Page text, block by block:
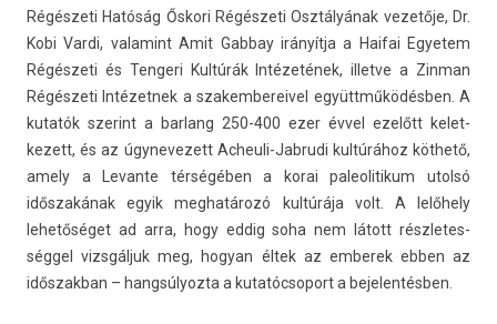
Régészeti Hatóság Őskori Régészeti Osztályának vezetője, Dr.
Kobi Vardi, valamint Amit Gab­bay irányítja a Haifai Egyetem
Régészeti és Ten­geri Kultúrák Intézetének, il­let­ve a Zin­man
Régészeti In­tézet­nek a szakem­bereivel együttműködésben. A
kutatók szerint a bar­lang 250-400 ezer évvel ezelőtt kelet­
kezett, és az úgynevezett Acheuli-Jabrudi kultúrához köthető,
amely a Levan­te térségében a korai paleolitikum utolsó
időszakának egyik meg­határozó kultúrája volt. A lelőhely
lehetőséget ad arra, hogy eddig soha nem látott részletes­
séggel vizsgáljuk meg, hogyan éltek az em­berek ebben az
idős­zakban – han­gsúlyoz­ta a kutatóc­soport a be­jelen­tésb­en.